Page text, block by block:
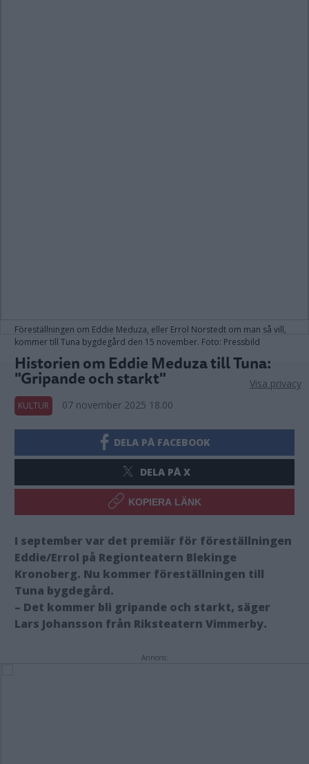
Föreställningen om Eddie Meduza, eller Errol Norstedt om man så vill,
kommer till Tuna bygdegård den 15 november. Foto: Pressbild
Historien om Eddie Meduza till Tuna:
"Gripande och starkt"
KULTUR 07 november 2025 18.00
DELA PÅ FACEBOOK
DELA PÅ X
KOPIERA LÄNK
I september var det premiär för föreställningen
Eddie/Errol på Regionteatern Blekinge
Kronoberg. Nu kommer föreställningen till
Tuna bygdegård.
– Det kommer bli gripande och starkt, säger
Lars Johansson från Riksteatern Vimmerby.
Annons:
Visa privacy